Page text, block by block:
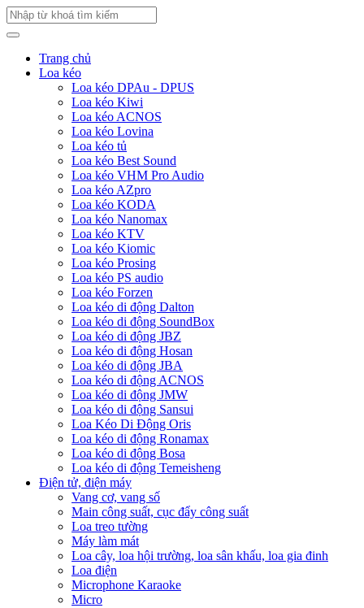
Trang chủ
Loa kéo
Loa kéo DPAu - DPUS
Loa kéo Kiwi
Loa kéo ACNOS
Loa kéo Lovina
Loa kéo tủ
Loa kéo Best Sound
Loa kéo VHM Pro Audio
Loa kéo AZpro
Loa kéo KODA
Loa kéo Nanomax
Loa kéo KTV
Loa kéo Kiomic
Loa kéo Prosing
Loa kéo PS audio
Loa kéo Forzen
Loa kéo di động Dalton
Loa kéo di động SoundBox
Loa kéo di động JBZ
Loa kéo di động Hosan
Loa kéo di động JBA
Loa kéo di động ACNOS
Loa kéo di động JMW
Loa kéo di động Sansui
Loa Kéo Di Động Oris
Loa kéo di động Ronamax
Loa kéo di động Bosa
Loa kéo di động Temeisheng
Điện tử, điện máy
Vang cơ, vang số
Main công suất, cục đẩy công suất
Loa treo tường
Máy làm mát
Loa cây, loa hội trường, loa sân khấu, loa gia đinh
Loa điện
Microphone Karaoke
Micro